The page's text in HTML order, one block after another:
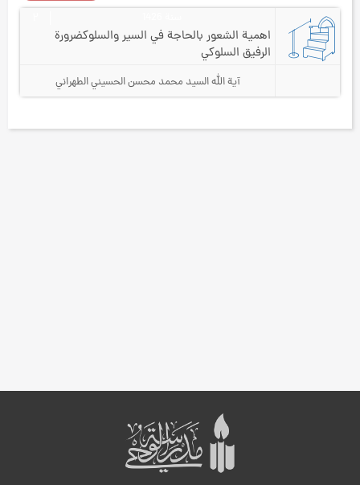
اهمية الشعور بالحاجة في السير والسلوكضرورة
الرفيق السلوكي
آية الله السيد محمد محسن الحسيني الطهراني